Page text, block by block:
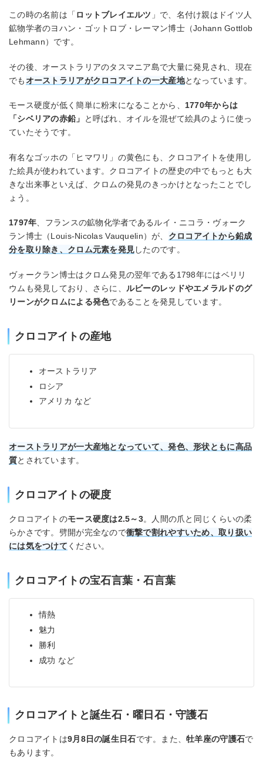
この時の名前は「 ロットブレイエルツ 」で、名付け親はドイツ人
鉱物学者のヨハン・ゴットロブ・レーマン博士（Johann Gottlob
Lehmann）です。
その後、オーストラリアのタスマニア島で大量に発見され、現在
でもオーストラリアがクロコアイトの一大産地となっています。
モース硬度が低く簡単に粉末になることから、 1770年からは
「シベリアの赤鉛」
と呼ばれ、オイルを混ぜて絵具のように使っ
ていたそうです。
有名なゴッホの「ヒマワリ」の黄色にも、クロコアイトを使用し
た絵具が使われています。クロコアイトの歴史の中でもっとも大
きな出来事といえば、クロムの発見のきっかけとなったことでし
ょう。
1797年、フランスの鉱物化学者であるルイ・ニコラ・ヴォーク
ラン博士（Louis-Nicolas Vauquelin）が、 クロコアイトから鉛成
分を取り除き、クロム元素を発見したのです。
ヴォークラン博士はクロム発見の翌年である1798年にはベリリ
ウムも発見しており、さらに、 ルビーのレッドやエメラルドのグ
リーンがクロムによる発色であることを発見しています。
クロコアイトの産地
オーストラリア
ロシア
アメリカ など
オーストラリアが一大産地となっていて、発色、形状ともに高品
質とされています。
クロコアイトの硬度
クロコアイトのモース硬度は2.5～3。人間の爪と同じくらいの柔
らかさです。劈開が完全なので衝撃で割れやすいため、取り扱い
には気をつけて ください。
クロコアイトの宝石言葉・石言葉
情熱
魅力
勝利
成功 など
クロコアイトと誕生石・曜日石・守護石
クロコアイトは9月8日の誕生日石です。また、牡羊座の守護石で
もあります。